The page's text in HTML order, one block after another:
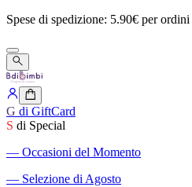
Spese di spedizione: 5.90€ perordini
G di GiftCard
S di Special
― Occasioni del Momento
― Selezione di Agosto